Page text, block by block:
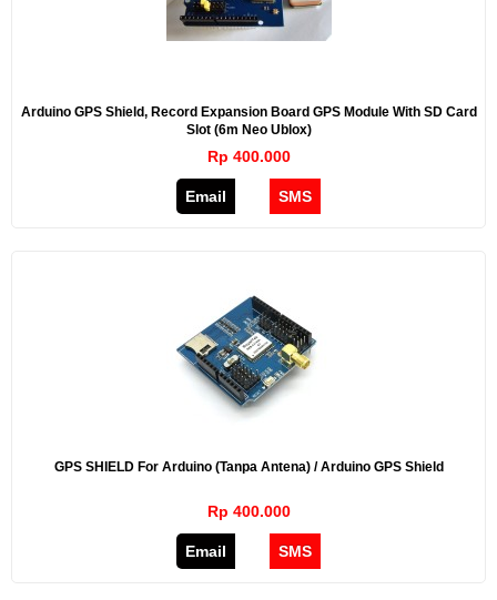
Arduino GPS Shield, Record Expansion Board GPS Module With SD Card
Slot (6m Neo Ublox)
Rp 400.000
Email SMS
GPS SHIELD For Arduino (Tanpa Antena) / Arduino GPS Shield
Rp 400.000
Email SMS